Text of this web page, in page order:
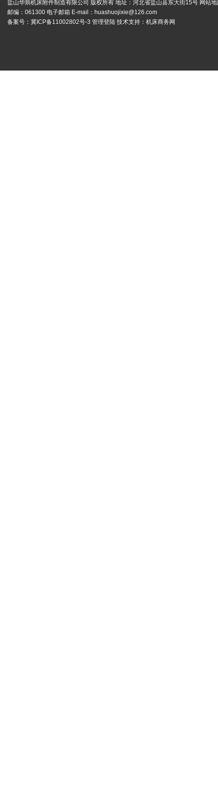
盐山华蒴机床附件制造有限公司 版权所有 地址：河北省盐山县东大街15号 网站
邮编：061300 电子邮箱 E-mail： huashuojixie@126.com
备案号： 冀ICP备11002802号-3 管理登陆 技术支持： 机床商务网